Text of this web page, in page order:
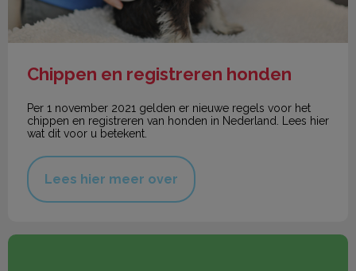
Chippen en registreren honden
Per 1 november 2021 gelden er nieuwe regels voor het
chippen en registreren van honden in Nederland. Lees hier
wat dit voor u betekent.
Lees hier meer over
Versoepelingen per 25 sept